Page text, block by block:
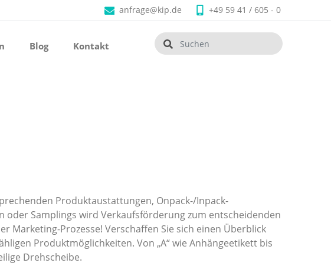
anfrage@kip.de +49 59 41 / 605 - 0
Blog Kontakt
Produktaustattungen, Onpack-/Inpack-
oder Samplings wird Verkaufsförderung zum entscheidenden
Marketing-Prozesse! Verschaffen Sie sich einen Überblick
Produktmöglichkeiten. Von „A“ wie Anhängeetikett bis
Drehscheibe.